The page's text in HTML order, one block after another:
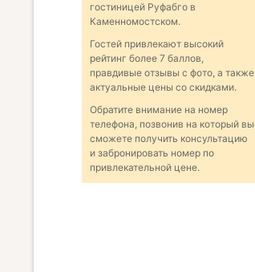
гостиницей Руфабго в
Каменномостском.
Гостей привлекают высокий
рейтинг более 7 баллов,
правдивые отзывы с фото, а также
актуальные цены со скидками.
Обратите внимание на номер
телефона, позвонив на который вы
сможете получить консультацию
и забронировать номер по
привлекательной цене.